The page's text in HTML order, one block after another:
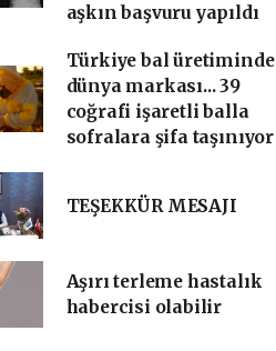
aşkın başvuru yapıldı
Türkiye bal üretiminde
dünya markası... 39
coğrafi işaretli balla
sofralara şifa taşınıyor
TEŞEKKÜR MESAJI
Aşırı terleme hastalık
habercisi olabilir